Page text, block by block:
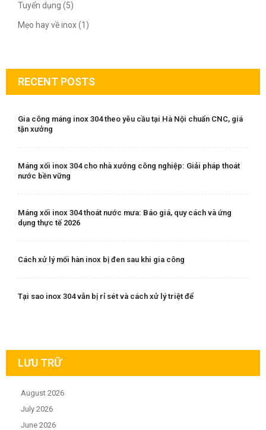
Tuyển dụng (5)
Mẹo hay về inox (1)
RECENT POSTS
Gia công máng inox 304 theo yêu cầu tại Hà Nội chuẩn CNC, giá
tận xưởng
Máng xối inox 304 cho nhà xưởng công nghiệp: Giải pháp thoát
nước bền vững
Máng xối inox 304 thoát nước mưa: Báo giá, quy cách và ứng
dụng thực tế 2026
Cách xử lý mối hàn inox bị đen sau khi gia công
Tại sao inox 304 vẫn bị rỉ sét và cách xử lý triệt để
LƯU TRỮ
August 2026
July 2026
June 2026